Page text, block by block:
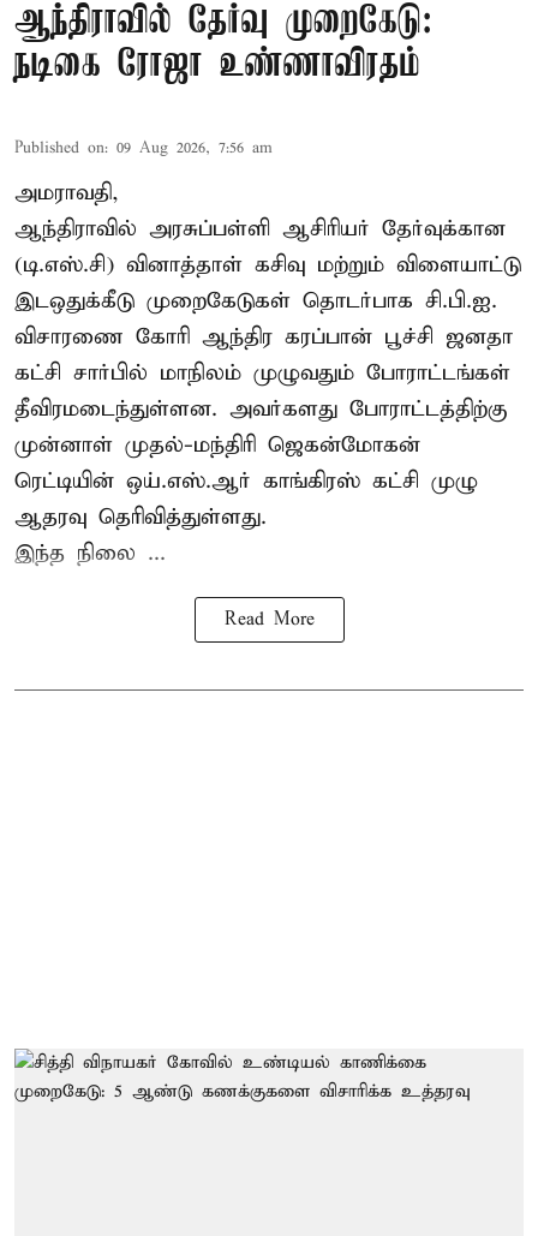
ஆந்திராவில் தேர்வு முறைகேடு:
நடிகை ரோஜா உண்ணாவிரதம்
Published on: 09 Aug 2026, 7:56 am
அமராவதி,
ஆந்திராவில் அரசுப்பள்ளி ஆசிரியர் தேர்வுக்கான
(டி.எஸ்.சி) வினாத்தாள் கசிவு மற்றும் விளையாட்டு
இடஒதுக்கீடு முறைகேடுகள் தொடர்பாக சி.பி.ஐ.
விசாரணை கோரி ஆந்திர கரப்பான் பூச்சி ஜனதா
கட்சி சார்பில் மாநிலம் முழுவதும் போராட்டங்கள்
தீவிரமடைந்துள்ளன. அவர்களது போராட்டத்திற்கு
முன்னாள் முதல்-மந்திரி ஜெகன்மோகன்
ரெட்டியின் ஒய்.எஸ்.ஆர் காங்கிரஸ் கட்சி முழு
ஆதரவு தெரிவித்துள்ளது.
இந்த நிலை ...
Read More